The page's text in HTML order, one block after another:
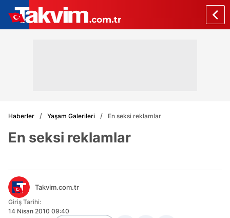
Haberler Yaşam Galerileri En seksi reklamlar
En seksi reklamlar
Takvim.com.tr
Giriş Tarihi:
14 Nisan 2010 09:40